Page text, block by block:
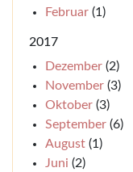
Februar (1)
2017
Dezember (2)
November (3)
Oktober (3)
September (6)
August (1)
Juni (2)